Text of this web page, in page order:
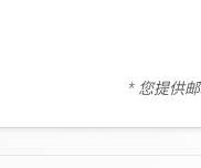
* 您提供